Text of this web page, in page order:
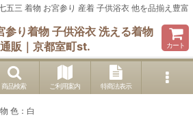
三 着物 お宮参り 産着 子供浴衣 他を品揃え豊富
参り着物 子供浴衣 洗える着物
販｜京都室町st.
カート
商品検索 ご利用案内 特商法表示
色：白